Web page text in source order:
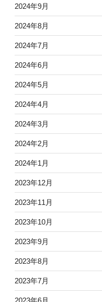
2024年9月
2024年8月
2024年7月
2024年6月
2024年5月
2024年4月
2024年3月
2024年2月
2024年1月
2023年12月
2023年11月
2023年10月
2023年9月
2023年8月
2023年7月
2023年6月